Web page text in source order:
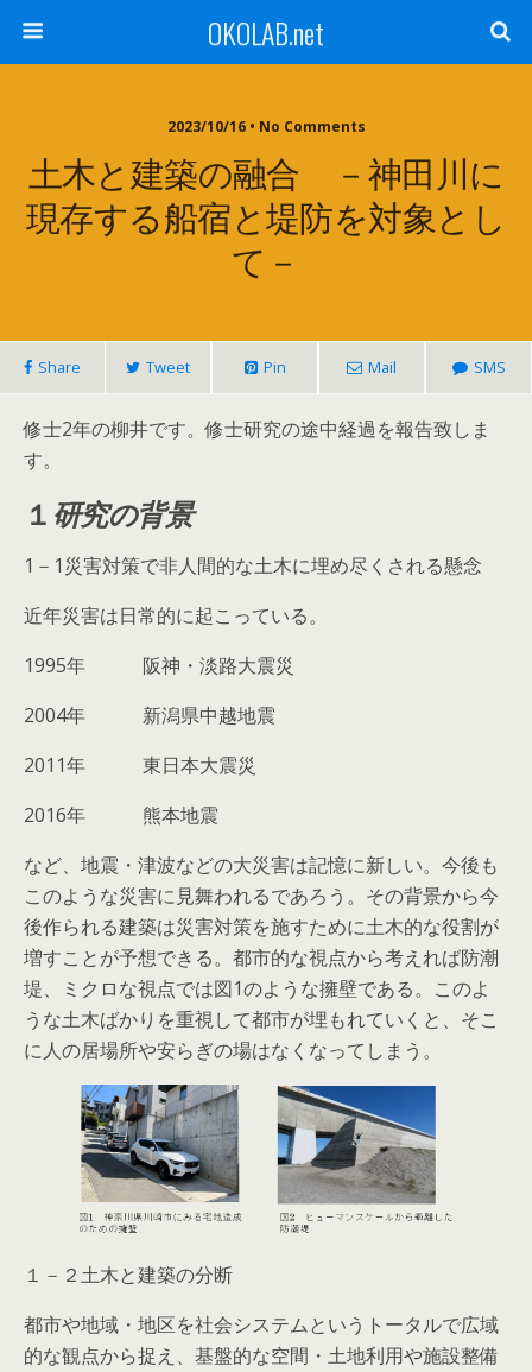
OKOLAB.net
2023/10/16 • No Comments
土木と建築の融合 －神田川に
現存する船宿と堤防を対象とし
て－
Share Tweet Pin Mail SMS
修士2年の柳井です。修士研究の途中経過を報告致しま
す。
１研究の背景
1－1災害対策で非人間的な土木に埋め尽くされる懸念
近年災害は日常的に起こっている。
1995年 阪神・淡路大震災
2004年 新潟県中越地震
2011年 東日本大震災
2016年 熊本地震
など、地震・津波などの大災害は記憶に新しい。今後も
このような災害に見舞われるであろう。その背景から今
後作られる建築は災害対策を施すために土木的な役割が
増すことが予想できる。都市的な視点から考えれば防潮
堤、ミクロな視点では図1のような擁壁である。このよ
うな土木ばかりを重視して都市が埋もれていくと、そこ
に人の居場所や安らぎの場はなくなってしまう。
１－２土木と建築の分断
都市や地域・地区を社会システムというトータルで広域
的な観点から捉え、基盤的な空間・土地利用や施設整備